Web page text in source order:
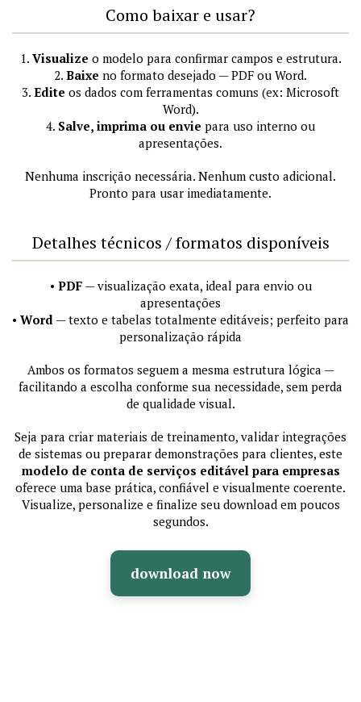
Como baixar e usar?
1. Visualize o modelo para confirmar campos e estrutura.
2. Baixe no formato desejado — PDF ou Word.
3. Edite os dados com ferramentas comuns (ex: Microsoft
Word).
4. Salve, imprima ou envie para uso interno ou
apresentações.
Nenhuma inscrição necessária. Nenhum custo adicional.
Pronto para usar imediatamente.
Detalhes técnicos / formatos disponíveis
• PDF— visualização exata, ideal para envio ou
apresentações
• Word — texto e tabelas totalmente editáveis; perfeito para
personalização rápida
Ambos os formatos seguem a mesma estrutura lógica —
facilitando a escolha conforme sua necessidade, sem perda
de qualidade visual.
Seja para criar materiais de treinamento, validar integrações
de sistemas ou preparar demonstrações para clientes, este
modelo de conta de serviços editável para empresas
oferece uma base prática, confiável e visualmente coerente.
Visualize, personalize e finalize seu download em poucos
segundos.
download now